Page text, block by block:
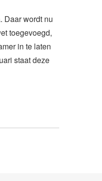
Daar wordt nu
toegevoegd,
in te laten
staat deze